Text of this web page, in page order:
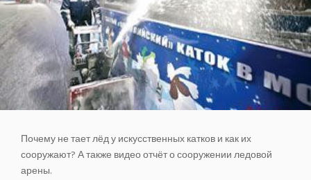
СПРАВОЧНЫЕ МАТЕРИАЛЫ
КОНДИЦИОНИРОВАНИЕ СЕРВЕРНОЙ
ИСТОРИЯ БРЕНДОВ
Почему не тает лёд у искусственных катков и как их
сооружают? А также видео отчёт о сооружении ледовой
арены.